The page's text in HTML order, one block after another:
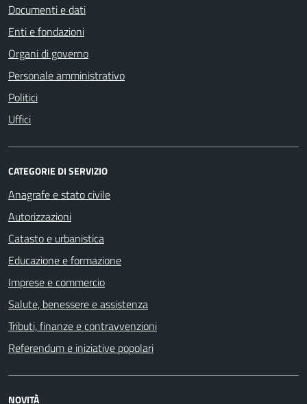
Documenti e dati
Enti e fondazioni
Organi di governo
Personale amministrativo
Politici
Uffici
CATEGORIE DI SERVIZIO
Anagrafe e stato civile
Autorizzazioni
Catasto e urbanistica
Educazione e formazione
Imprese e commercio
Salute, benessere e assistenza
Tributi, finanze e contravvenzioni
Referendum e iniziative popolari
NOVITÀ